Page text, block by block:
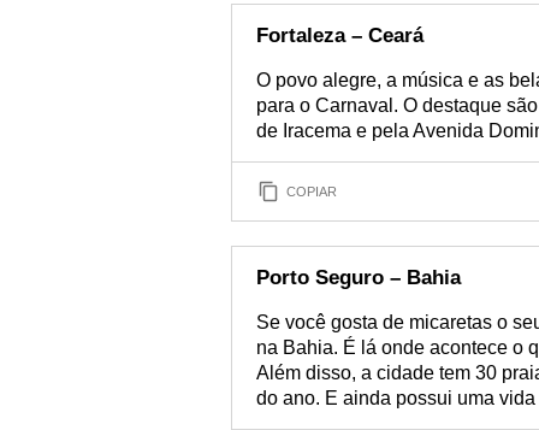
Fortaleza – Ceará
O povo alegre, a música e as
para o Carnaval. O destaque
de Iracema e pela Avenida
COPIAR
Porto Seguro – Bahia
Se você gosta de micaretas o
na Bahia. É lá onde acontece o
Além disso, a cidade tem 30
do ano. E ainda possui uma